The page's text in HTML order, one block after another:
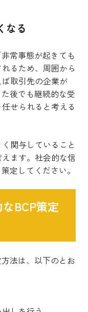
なる
常事態が起きても
るため、周囲から
取引先の企業が
後でも継続的な受
せられると考える
関与していること
ます。社会的な信
定してください。
BCP策定
法は、以下のとお